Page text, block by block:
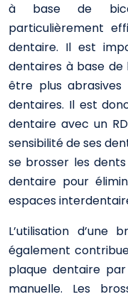
à base de
particulièrement
dentaire. Il est
dentaires à base
être plus
dentaires. Il est
dentaire avec un
sensibilité de ses
se brosser les
dentaire pour
espaces
L’utilisation
également
plaque dentaire
manuelle. Les